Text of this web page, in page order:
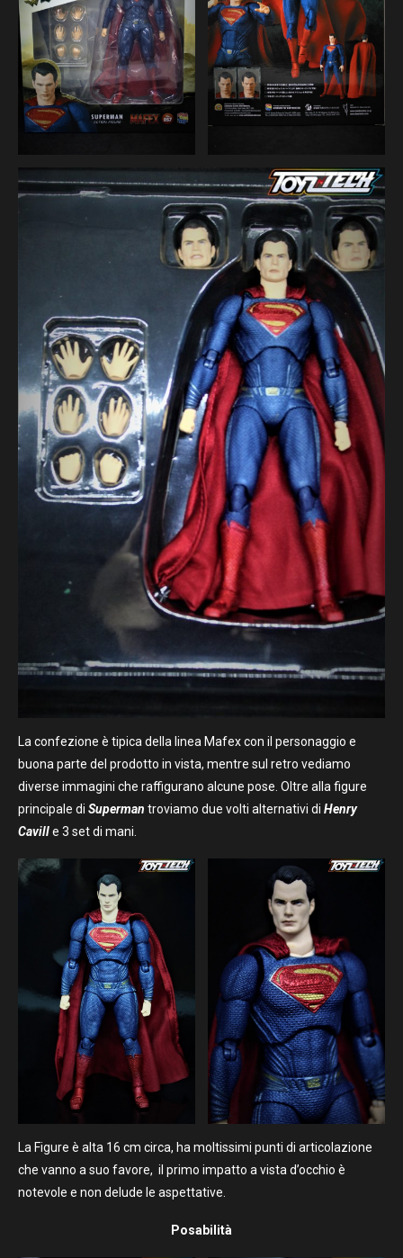
La confezione è tipica della linea Mafex con il personaggio e
buona parte del prodotto in vista, mentre sul retro vediamo
diverse immagini che raffigurano alcune pose. Oltre alla figure
principale di Superman troviamo due volti alternativi di Henry
Caville 3 set di mani.
La Figure è alta 16 cm circa, ha moltissimi punti di articolazione
che vanno a suo favore, il primo impatto a vista d’occhio è
notevole e non delude le aspettative.
Posabilità